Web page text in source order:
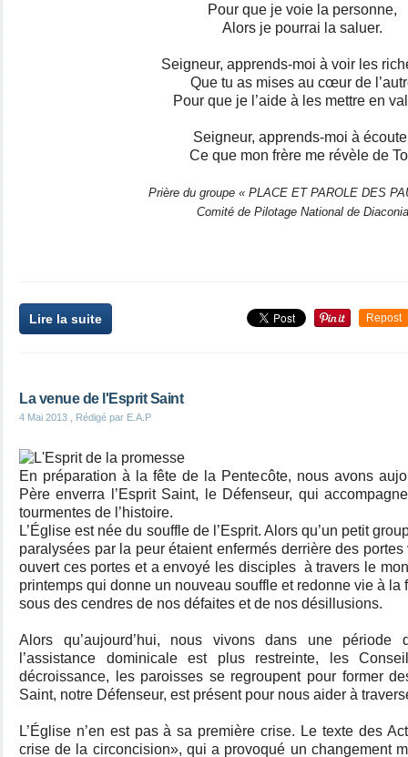
Pour que je voie la personne,
Alors je pourrai la saluer.
Seigneur, apprends-moi à voir les
Que tu as mises au cœur de
Pour que je l’aide à les mettre en
Seigneur, apprends-moi à
Ce que mon frère me révèle de
Prière du groupe « PLACE ET PAROLE DES
Comité de Pilotage National de Diaconia
Lire la suite Repost
La venue de l'Esprit Saint
4 Mai 2013 , Rédigé par E.A.P
En préparation à la fête de la Pentecôte, nous avons
Père enverra l’Esprit Saint, le Défenseur, qui
tourmentes de l’histoire.
L’Église est née du souffle de l’Esprit. Alors qu’un petit
paralysées par la peur étaient enfermés derrière des
ouvert ces portes et a envoyé les disciples à travers le
printemps qui donne un nouveau souffle et redonne vie à la
sous des cendres de nos défaites et de nos désillusions.
Alors qu’aujourd’hui, nous vivons dans une période
l’assistance dominicale est plus restreinte, les
décroissance, les paroisses se regroupent pour former
Saint, notre Défenseur, est présent pour nous aider à
L’Église n’en est pas à sa première crise. Le texte des
crise de la circoncision», qui a provoqué un changement